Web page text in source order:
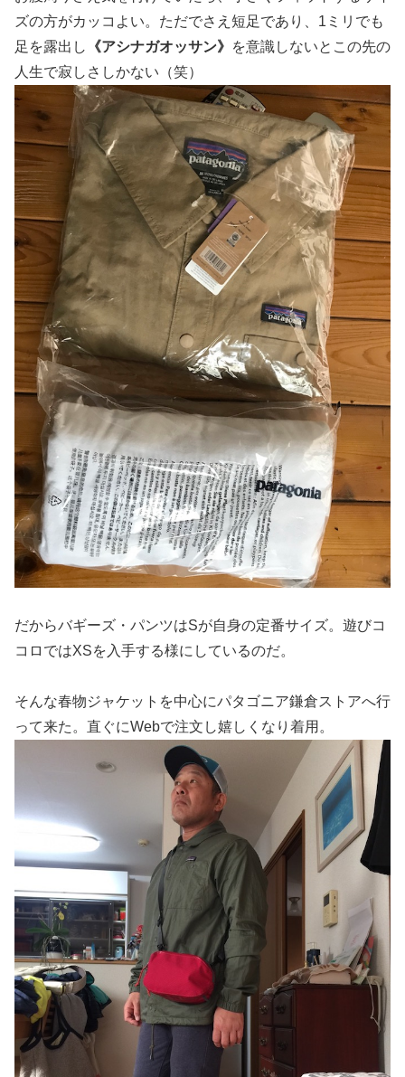
ズの方がカッコよい。ただでさえ短足であり、1ミリでも
足を露出し
《アシナガオッサン》 を意識しないとこの先の
人生で寂しさしかない（笑）
だからバギーズ・パンツはSが自身の定番サイズ。遊びコ
コロではXSを入手する様にしているのだ。
そんな春物ジャケットを中心にパタゴニア鎌倉ストアへ行
って来た。直ぐにWebで注文し嬉しくなり着用。